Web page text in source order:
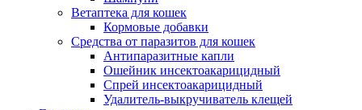
Ветаптека для кошек
Кормовые добавки
Средства от паразитов для кошек
Антипаразитные капли
Ошейник инсектоакарицидный
Спрей инсектоакарицидный
Удалитель-выкручиватель клещей